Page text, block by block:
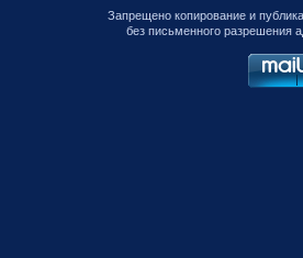
Запрещено копирование и
без письменного разрешения